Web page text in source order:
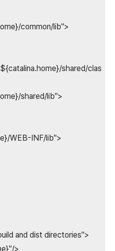
common/lib">
shared/clas
shared/lib">
WEB-INF/lib">
and dist directories">
>